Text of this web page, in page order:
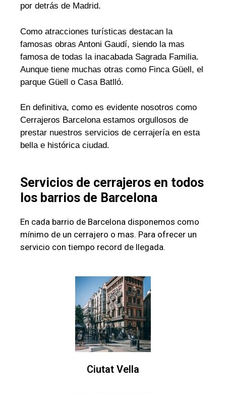
por detrás de Madrid.
Como atracciones turísticas destacan la
famosas obras Antoni Gaudí, siendo la mas
famosa de todas la inacabada Sagrada Familia.
Aunque tiene muchas otras como Finca Güell, el
parque Güell o Casa Batlló.
En definitiva, como es evidente nosotros como
Cerrajeros Barcelona estamos orgullosos de
prestar nuestros servicios de cerrajería en esta
bella e histórica ciudad.
Servicios de cerrajeros en todos
los barrios de Barcelona
En cada barrio de Barcelona disponemos como
mínimo de un cerrajero o mas. Para ofrecer un
servicio con tiempo record de llegada.
Ciutat Vella